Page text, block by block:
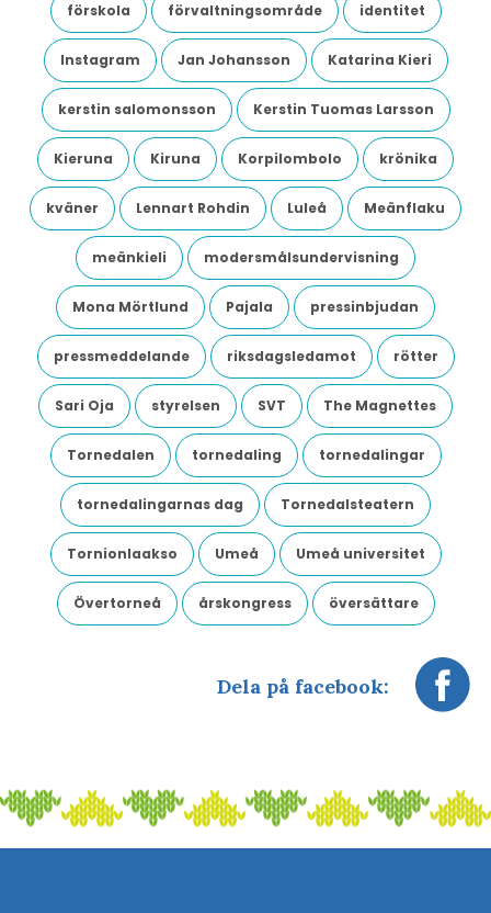
förskola förvaltningsområde identitet
Instagram Jan Johansson Katarina Kieri
kerstin salomonsson Kerstin Tuomas Larsson
Kieruna Kiruna Korpilombolo krönika
kväner Lennart Rohdin Luleå Meänflaku
meänkieli modersmålsundervisning
Mona Mörtlund Pajala pressinbjudan
pressmeddelande riksdagsledamot rötter
Sari Oja styrelsen SVT The Magnettes
Tornedalen tornedaling tornedalingar
tornedalingarnas dag Tornedalsteatern
Tornionlaakso Umeå Umeå universitet
Övertorneå årskongress översättare
Dela på facebook: